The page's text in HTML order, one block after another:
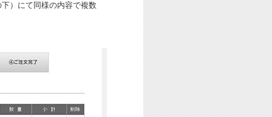
）にて同様の内容で複数